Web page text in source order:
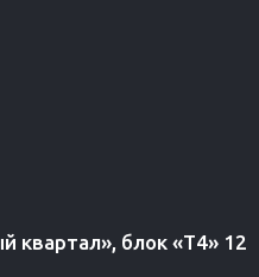
блок «Т4» 12